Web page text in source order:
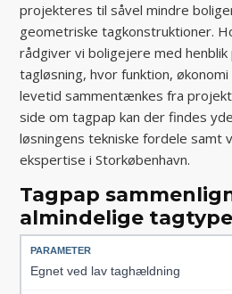
projekteres til såvel mindre
geometriske tagkonstruktioner.
rådgiver vi boligejere med
tagløsning, hvor funktion,
levetid sammentænkes fra
side om tagpap kan der findes
løsningens tekniske fordele samt
ekspertise i Storkøbenhavn.
Tagpap
almindelige
Egnet ved lav taghældning